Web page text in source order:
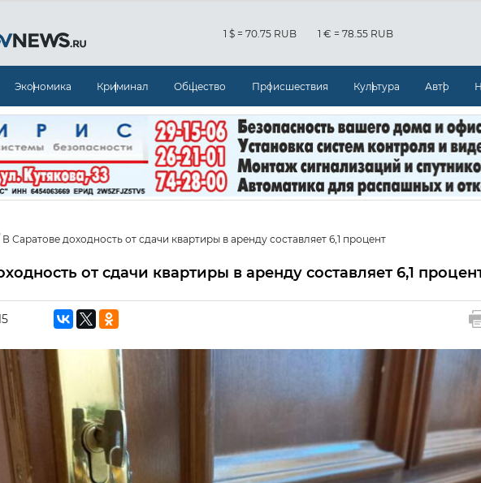
1 $ = 70.75 RUB 1 € = 78.55 RUB
Экономика Криминал Общество Происшествия Культура Авто
В Саратове доходность от сдачи квартиры в аренду составляет 6,1 процент
от сдачи квартиры в аренду составляет 6,1